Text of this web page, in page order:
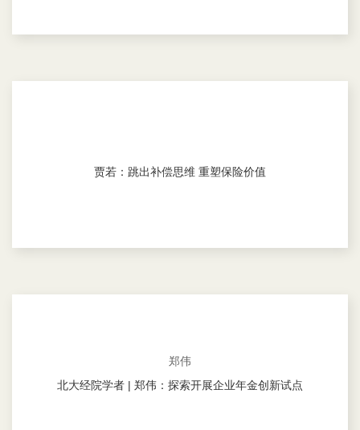
贾若：跳出补偿思维 重塑保险价值
郑伟
北大经院学者 | 郑伟：探索开展企业年金创新试点